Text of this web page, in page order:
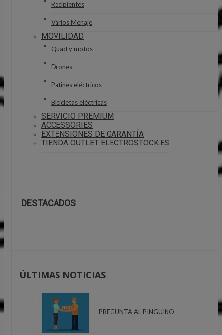
Recipientes
Varios Menaje
MOVILIDAD
Quad y motos
Drones
Patines eléctricos
Bicicletas eléctricas
SERVICIO PREMIUM
ACCESSORIES
EXTENSIONES DE GARANTÍA
TIENDA OUTLET ELECTROSTOCK.ES
DESTACADOS
ÚLTIMAS NOTICIAS
PREGUNTA AL PINGUINO